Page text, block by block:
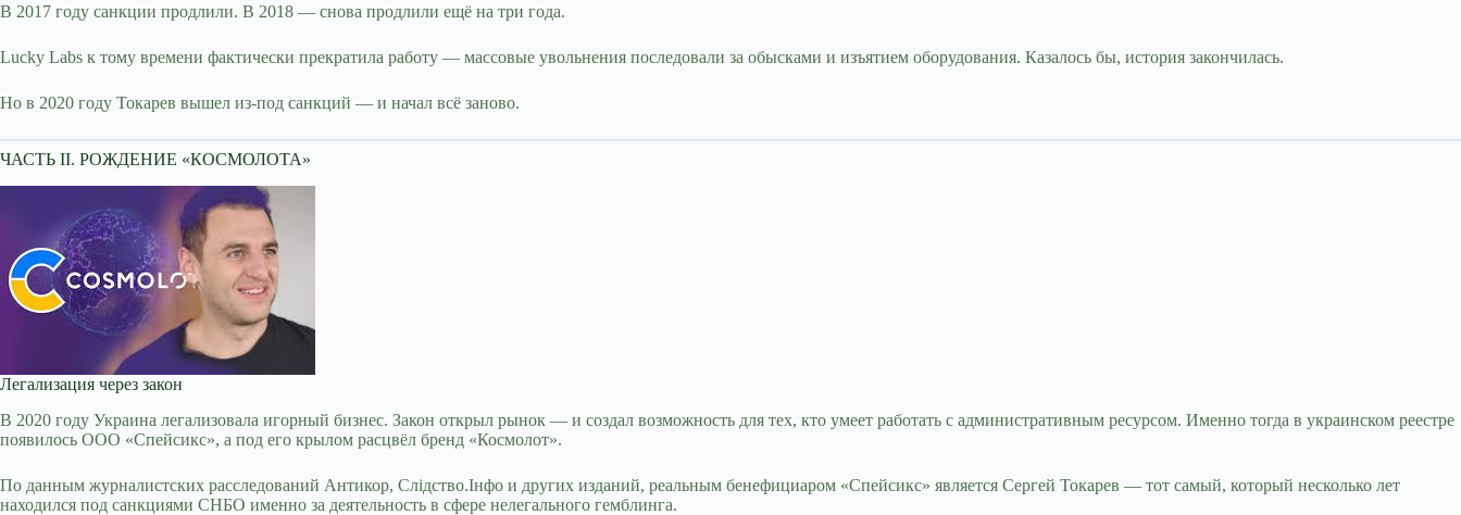
В 2017 году санкции продлили. В 2018 — снова продлили ещё на три года.
Lucky Labs к тому времени фактически прекратила работу — массовые увольнения последовали за обысками и изъятием оборудования. Казалось бы, история закончилась.
Но в 2020 году Токарев вышел из-под санкций — и начал всё заново.
ЧАСТЬ II. РОЖДЕНИЕ «КОСМОЛОТА»
Легализация через закон
В 2020 году Украина легализовала игорный бизнес. Закон открыл рынок — и создал возможность для тех, кто умеет работать с административным ресурсом. Именно тогда в украинском реестре
появилось ООО «Спейсикс», а под его крылом расцвёл бренд «Космолот».
По данным журналистских расследований Антикор, Слідство.Інфо и других изданий, реальным бенефициаром «Спейсикс» является Сергей Токарев — тот самый, который несколько лет
находился под санкциями СНБО именно за деятельность в сфере нелегального гемблинга.